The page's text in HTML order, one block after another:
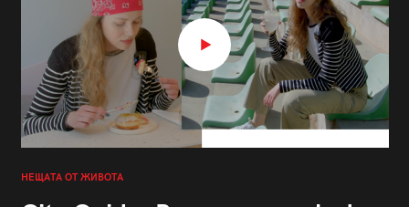
НЕЩАТА ОТ ЖИВОТА